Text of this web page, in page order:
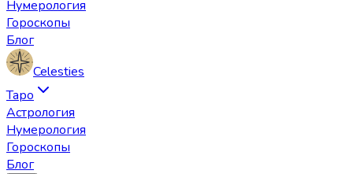
Нумерология
Гороскопы
Блог
Celesties
Таро
Астрология
Нумерология
Гороскопы
Блог